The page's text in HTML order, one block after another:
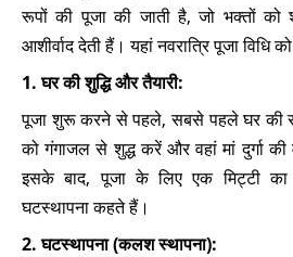
रूपों की पूजा की जाती है, जो भक्तों को
आशीर्वाद देती हैं। यहां नवरात्रि पूजा विधि
1. घर की शुद्धि और तैयारी:
पूजा शुरू करने से पहले, सबसे पहले घर की
को गंगाजल से शुद्ध करें और वहां मां दुर्गा की
इसके बाद, पूजा के लिए एक मिट्टी
घटस्थापना कहते हैं।
2. घटस्थापना (कलश स्थापना):